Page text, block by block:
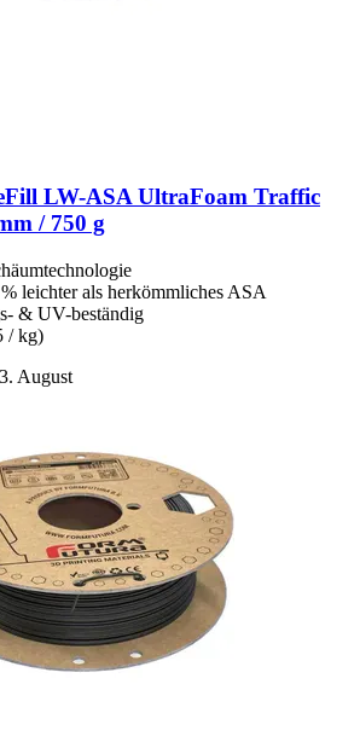
LW-​ASA UltraFoam Traffic
/ 750 g
leichter als herkömmliches ASA
& UV-beständig
/ kg)
August